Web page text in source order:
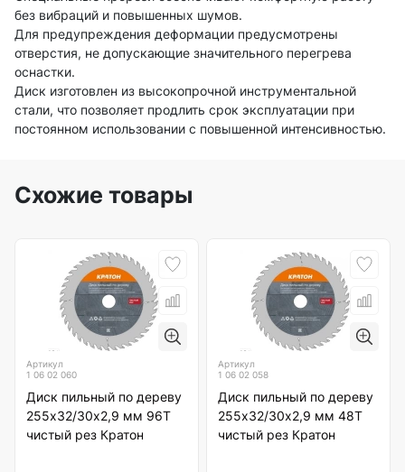
без вибраций и повышенных шумов.
Для предупреждения деформации предусмотрены
отверстия, не допускающие значительного перегрева
оснастки.
Диск изготовлен из высокопрочной инструментальной
стали, что позволяет продлить срок эксплуатации при
постоянном использовании с повышенной интенсивностью.
Схожие товары
Артикул
1 06 02 060
Диск пильный по дереву
255х32/30х2,9 мм 96Т
чистый рез Кратон
Артикул
1 06 02 058
Диск пильный по дереву
255х32/30х2,9 мм 48Т
чистый рез Кратон